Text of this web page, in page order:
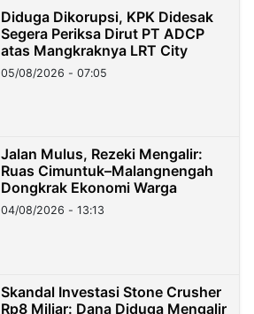
Diduga Dikorupsi, KPK Didesak
Segera Periksa Dirut PT ADCP
atas Mangkraknya LRT City
05/08/2026 - 07:05
Jalan Mulus, Rezeki Mengalir:
Ruas Cimuntuk–Malangnengah
Dongkrak Ekonomi Warga
04/08/2026 - 13:13
Skandal Investasi Stone Crusher
Rp8 Miliar: Dana Diduga Mengalir